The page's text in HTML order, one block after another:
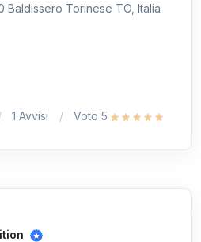
Baldissero Torinese TO, Italia
1 Avvisi Voto 5